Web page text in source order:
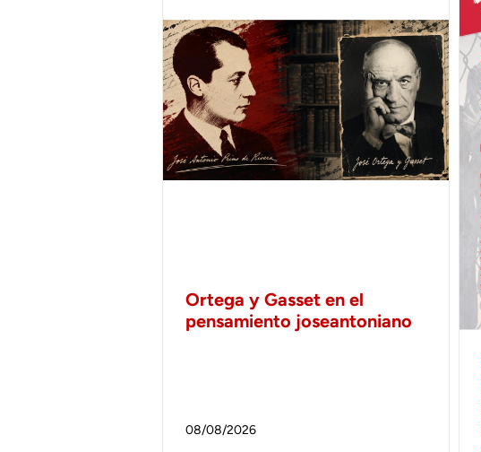
Ortega y Gasset en el
pensamiento joseantoniano
08/08/2026